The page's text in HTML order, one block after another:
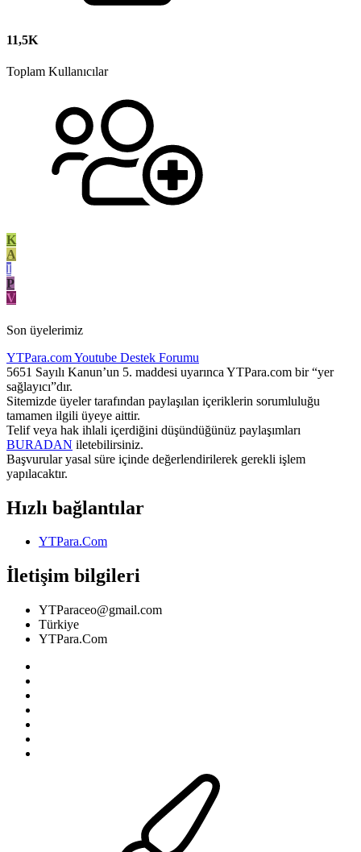
11,5K
Toplam Kullanıcılar
K
A
I
P
V
Son üyelerimiz
YTPara.comYoutube Destek Forumu
5651 Sayılı Kanun’un 5. maddesi uyarınca YTPara.com bir “yer
sağlayıcı”dır.
Sitemizde üyeler tarafından paylaşılan içeriklerin sorumluluğu
tamamen ilgili üyeye aittir.
Telif veya hak ihlali içerdiğini düşündüğünüz paylaşımları
BURADAN iletebilirsiniz.
Başvurular yasal süre içinde değerlendirilerek gerekli işlem
yapılacaktır.
Hızlı bağlantılar
YTPara.Com
İletişim bilgileri
YTParaceo@gmail.com
Türkiye
YTPara.Com